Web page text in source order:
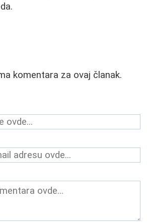
komentara za ovaj članak.